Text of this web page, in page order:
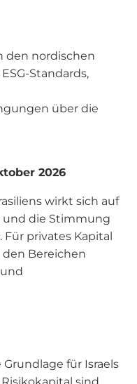
den nordischen
Standards,
über die
2026
wirkt sich auf
und die Stimmung
privates Kapital
Bereichen
für Israels